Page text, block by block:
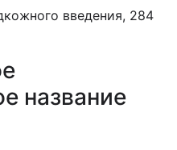
введения, 284
название